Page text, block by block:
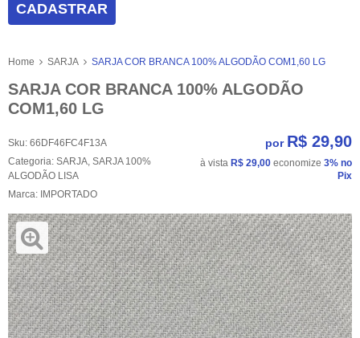
CADASTRAR
Home SARJA SARJA COR BRANCA 100% ALGODÃO COM1,60 LG
SARJA COR BRANCA 100% ALGODÃO
COM1,60 LG
Sku: 66DF46FC4F13A
Categoria: SARJA, SARJA 100%
ALGODÃO LISA
Marca: IMPORTADO
por R$ 29,90
à vista R$ 29,00 economize 3% no
Pix